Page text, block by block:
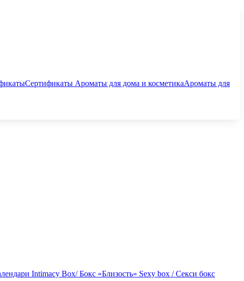
Сертификаты Ароматы для дома и косметикаАроматы для
Intimacy Box/ Бокс «Близость» Sexy box / Секси бокс